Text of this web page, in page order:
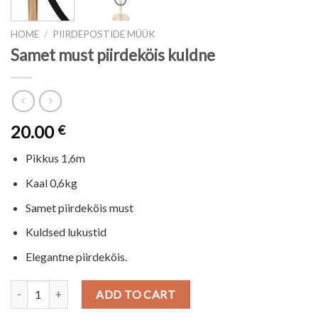
HOME / PIIRDEPOSTIDE MÜÜK
Samet must piirdeköis kuldne
20.00€
Pikkus 1,6m
Kaal 0,6kg
Samet piirdeköis must
Kuldsed lukustid
Elegantne piirdeköis.
Samet must piirdeköis kuldne quantity
ADD TO CART